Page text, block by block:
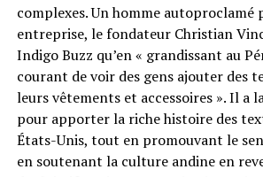
complexes. Un homme autoproclamé
entreprise, le fondateur Christian
Indigo Buzz qu’en « grandissant au
courant de voir des gens ajouter des
leurs vêtements et accessoires ». Il a
pour apporter la riche histoire des
États-Unis, tout en promouvant le
en soutenant la culture andine en